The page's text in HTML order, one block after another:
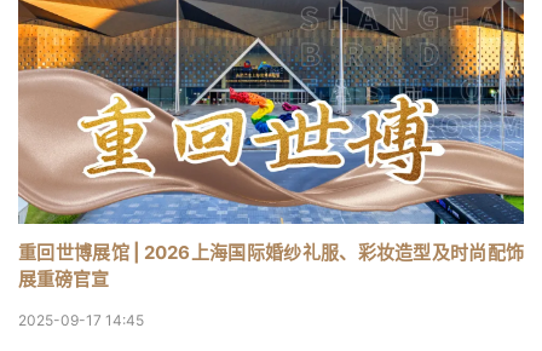
重回世博展馆 | 2026上海国际婚纱礼服、彩妆造型及时尚配饰
展重磅官宣
2025-09-17 14:45